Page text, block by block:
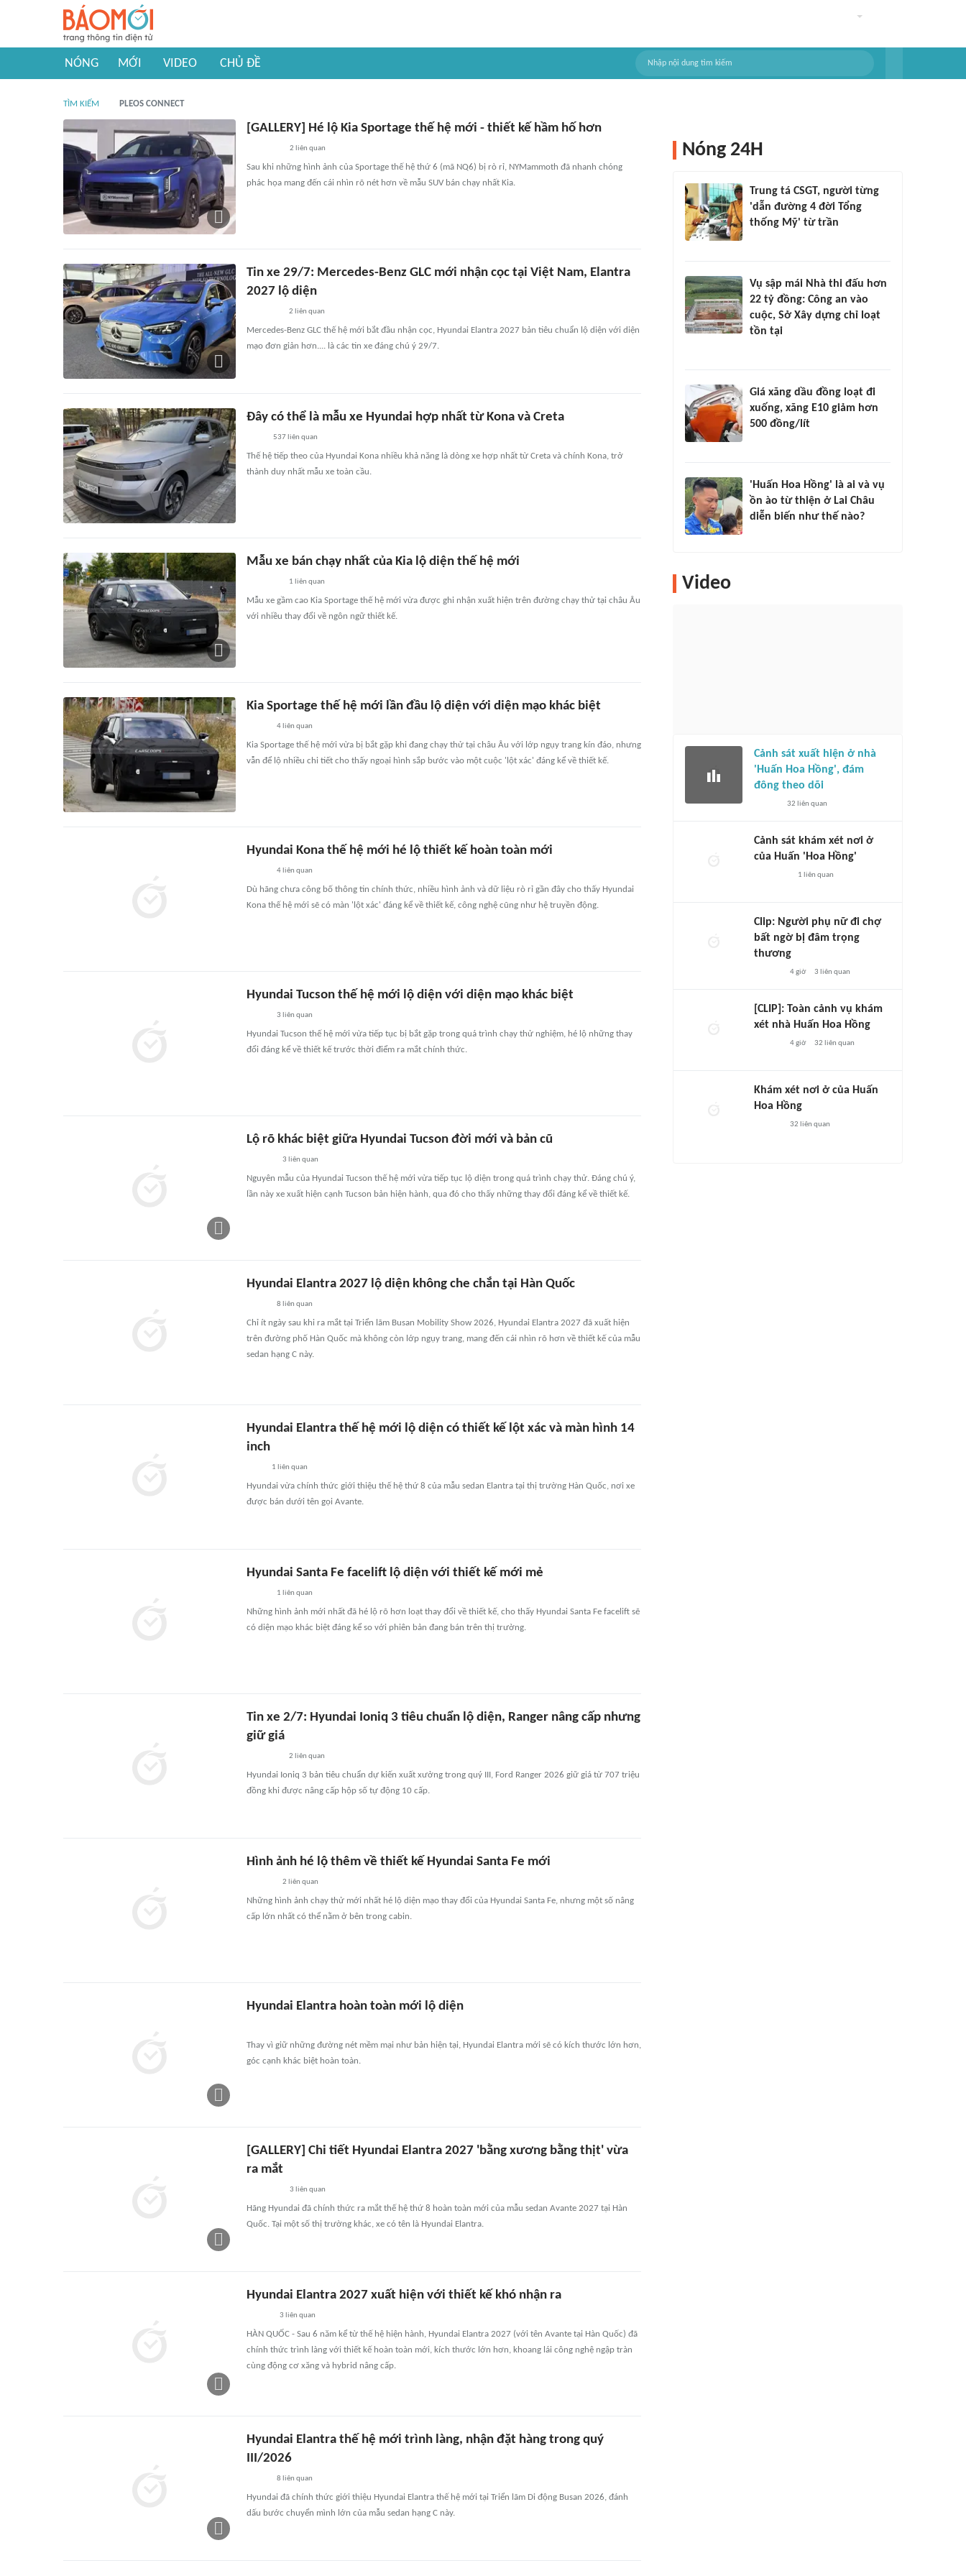
NÓNG MỚI VIDEO CHỦ ĐỀ
TÌM KIẾM PLEOS CONNECT
[GALLERY] Hé lộ Kia Sportage thế hệ mới - thiết kế hầm hố hơn
2 liên quan
Sau khi những hình ảnh của Sportage thế hệ thứ 6 (mã NQ6) bị rò rỉ, NYMammoth đã nhanh chóng
phác họa mang đến cái nhìn rõ nét hơn về mẫu SUV bán chạy nhất Kia.
Tin xe 29/7: Mercedes-Benz GLC mới nhận cọc tại Việt Nam, Elantra
2027 lộ diện
2 liên quan
Mercedes-Benz GLC thế hệ mới bắt đầu nhận cọc, Hyundai Elantra 2027 bản tiêu chuẩn lộ diện với diện
mạo đơn giản hơn.... là các tin xe đáng chú ý 29/7.
Đây có thể là mẫu xe Hyundai hợp nhất từ Kona và Creta
537liên quan
Thế hệ tiếp theo của Hyundai Kona nhiều khả năng là dòng xe hợp nhất từ Creta và chính Kona, trở
thành duy nhất mẫu xe toàn cầu.
Mẫu xe bán chạy nhất của Kia lộ diện thế hệ mới
1 liên quan
Mẫu xe gầm cao Kia Sportage thế hệ mới vừa được ghi nhận xuất hiện trên đường chạy thử tại châu Âu
với nhiều thay đổi về ngôn ngữ thiết kế.
Kia Sportage thế hệ mới lần đầu lộ diện với diện mạo khác biệt
4 liên quan
Kia Sportage thế hệ mới vừa bị bắt gặp khi đang chạy thử tại châu Âu với lớp ngụy trang kín đáo, nhưng
vẫn để lộ nhiều chi tiết cho thấy ngoại hình sắp bước vào một cuộc 'lột xác' đáng kể về thiết kế.
Hyundai Kona thế hệ mới hé lộ thiết kế hoàn toàn mới
4 liên quan
Dù hãng chưa công bố thông tin chính thức, nhiều hình ảnh và dữ liệu rò rỉ gần đây cho thấy Hyundai
Kona thế hệ mới sẽ có màn 'lột xác' đáng kể về thiết kế, công nghệ cũng như hệ truyền động.
Hyundai Tucson thế hệ mới lộ diện với diện mạo khác biệt
3 liên quan
Hyundai Tucson thế hệ mới vừa tiếp tục bị bắt gặp trong quá trình chạy thử nghiệm, hé lộ những thay
đổi đáng kể về thiết kế trước thời điểm ra mắt chính thức.
Lộ rõ khác biệt giữa Hyundai Tucson đời mới và bản cũ
3 liên quan
Nguyên mẫu của Hyundai Tucson thế hệ mới vừa tiếp tục lộ diện trong quá trình chạy thử. Đáng chú ý,
lần này xe xuất hiện cạnh Tucson bản hiện hành, qua đó cho thấy những thay đổi đáng kể về thiết kế.
Hyundai Elantra 2027 lộ diện không che chắn tại Hàn Quốc
8 liên quan
Chỉ ít ngày sau khi ra mắt tại Triển lãm Busan Mobility Show 2026, Hyundai Elantra 2027 đã xuất hiện
trên đường phố Hàn Quốc mà không còn lớp ngụy trang, mang đến cái nhìn rõ hơn về thiết kế của mẫu
sedan hạng C này.
Hyundai Elantra thế hệ mới lộ diện có thiết kế lột xác và màn hình 14
inch
1 liên quan
Hyundai vừa chính thức giới thiệu thế hệ thứ 8 của mẫu sedan Elantra tại thị trường Hàn Quốc, nơi xe
được bán dưới tên gọi Avante.
Hyundai Santa Fe facelift lộ diện với thiết kế mới mẻ
1 liên quan
Những hình ảnh mới nhất đã hé lộ rõ hơn loạt thay đổi về thiết kế, cho thấy Hyundai Santa Fe facelift sẽ
có diện mạo khác biệt đáng kể so với phiên bản đang bán trên thị trường.
Tin xe 2/7: Hyundai Ioniq 3 tiêu chuẩn lộ diện, Ranger nâng cấp nhưng
giữ giá
2 liên quan
Hyundai Ioniq 3 bản tiêu chuẩn dự kiến xuất xưởng trong quý III, Ford Ranger 2026 giữ giá từ 707 triệu
đồng khi được nâng cấp hộp số tự động 10 cấp.
Hình ảnh hé lộ thêm về thiết kế Hyundai Santa Fe mới
2 liên quan
Những hình ảnh chạy thử mới nhất hé lộ diện mạo thay đổi của Hyundai Santa Fe, nhưng một số nâng
cấp lớn nhất có thể nằm ở bên trong cabin.
Hyundai Elantra hoàn toàn mới lộ diện
Thay vì giữ những đường nét mềm mại như bản hiện tại, Hyundai Elantra mới sẽ có kích thước lớn hơn,
góc cạnh khác biệt hoàn toàn.
[GALLERY] Chi tiết Hyundai Elantra 2027 'bằng xương bằng thịt' vừa
ra mắt
3 liên quan
Hãng Hyundai đã chính thức ra mắt thế hệ thứ 8 hoàn toàn mới của mẫu sedan Avante 2027 tại Hàn
Quốc. Tại một số thị trường khác, xe có tên là Hyundai Elantra.
Hyundai Elantra 2027 xuất hiện với thiết kế khó nhận ra
3 liên quan
HÀN QUỐC - Sau 6 năm kể từ thế hệ hiện hành, Hyundai Elantra 2027 (với tên Avante tại Hàn Quốc) đã
chính thức trình làng với thiết kế hoàn toàn mới, kích thước lớn hơn, khoang lái công nghệ ngập tràn
cùng động cơ xăng và hybrid nâng cấp.
Hyundai Elantra thế hệ mới trình làng, nhận đặt hàng trong quý
III/2026
8 liên quan
Hyundai đã chính thức giới thiệu Hyundai Elantra thế hệ mới tại Triển lãm Di động Busan 2026, đánh
dấu bước chuyển mình lớn của mẫu sedan hạng C này.
Nóng 24H
Trung tá CSGT, người từng
'dẫn đường 4 đời Tổng
thống Mỹ' từ trần
Vụ sập mái Nhà thi đấu hơn
22 tỷ đồng: Công an vào
cuộc, Sở Xây dựng chỉ loạt
tồn tại
Giá xăng dầu đồng loạt đi
xuống, xăng E10 giảm hơn
500 đồng/lít
'Huấn Hoa Hồng' là ai và vụ
ồn ào từ thiện ở Lai Châu
diễn biến như thế nào?
Video
Cảnh sát xuất hiện ở nhà
'Huấn Hoa Hồng', đám
đông theo dõi
32 liên quan
Cảnh sát khám xét nơi ở
của Huấn 'Hoa Hồng'
1 liên quan
Clip: Người phụ nữ đi chợ
bất ngờ bị đâm trọng
thương
4 giờ 3 liên quan
[CLIP]: Toàn cảnh vụ khám
xét nhà Huấn Hoa Hồng
4 giờ 32 liên quan
Khám xét nơi ở của Huấn
Hoa Hồng
32 liên quan